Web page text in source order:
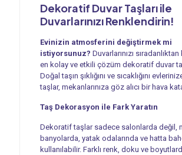
Dekoratif Duvar Taşları ile
Duvarlarınızı Renklendirin!
Evinizin atmosferini değiştirmek mi
istiyorsunuz? Duvarlarınızı
en kolay ve etkili çözüm dekoratif duvar
Doğal taşın şıklığını ve sıcaklığını
taşlar, mekanlarınıza göz alıcı bir hava
Taş Dekorasyon ile Fark Yaratın
Dekoratif taşlar sadece salonlarda değil,
banyolarda, yatak odalarında ve hatta
kullanılabilir. Farklı renk, doku ve